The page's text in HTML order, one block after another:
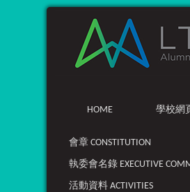
HOME 學校網
會章 CONSTITUTION
執委會名錄 EXECUTIVE
活動資料 ACTIVITIES